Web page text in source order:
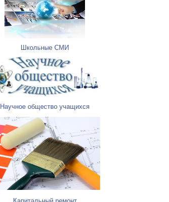
Школьные СМИ
Научное общество учащихся